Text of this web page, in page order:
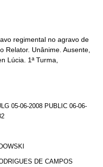
regimental no agravo de
Relator. Unânime. Ausente,
Lúcia. 1ª Turma,
05-06-2008 PUBLIC 06-06-
DE CAMPOS